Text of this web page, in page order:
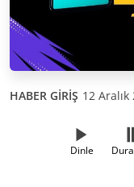
HABER GİRİŞ 12 Aralık
Dinle